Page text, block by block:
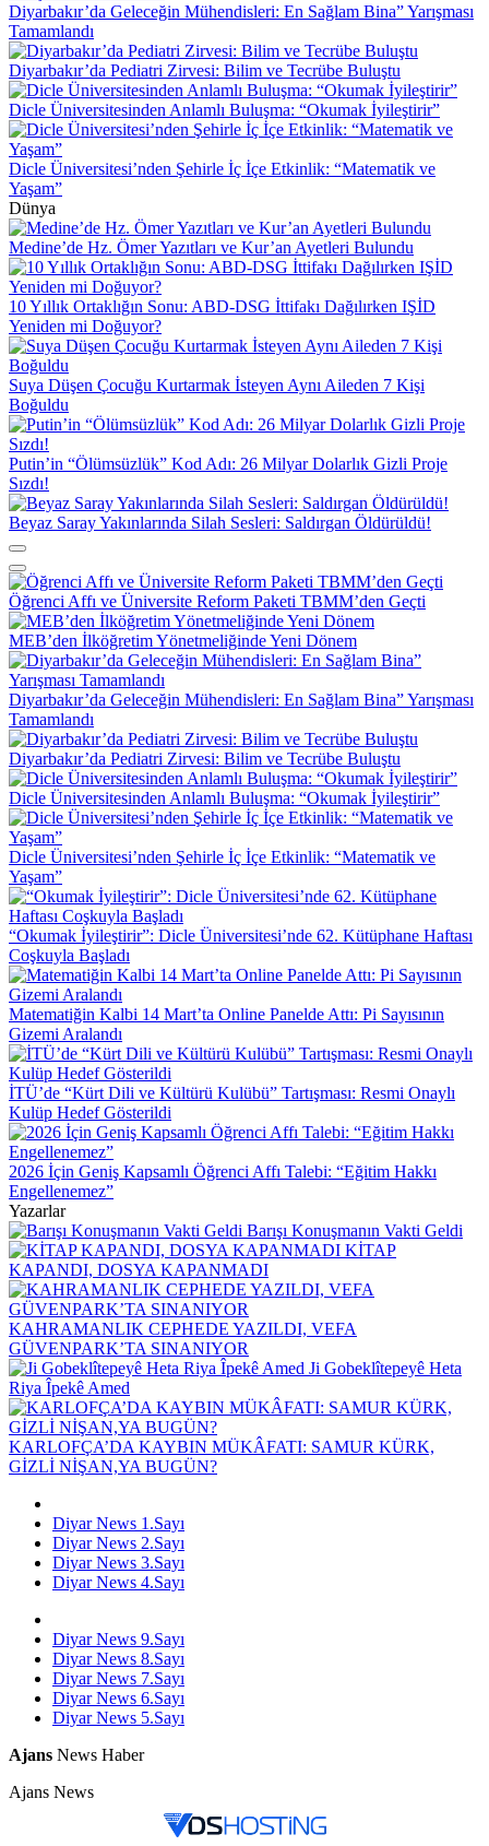
Diyarbakır’da Geleceğin Mühendisleri: En Sağlam Bina” Yarışması
Tamamlandı
Diyarbakır’da Pediatri Zirvesi: Bilim ve Tecrübe Buluştu
Dicle Üniversitesinden Anlamlı Buluşma: “Okumak İyileştirir”
Dicle Üniversitesi’nden Şehirle İç İçe Etkinlik: “Matematik ve
Yaşam”
Dünya
Medine’de Hz. Ömer Yazıtları ve Kur’an Ayetleri Bulundu
10 Yıllık Ortaklığın Sonu: ABD-DSG İttifakı Dağılırken IŞİD
Yeniden mi Doğuyor?
Suya Düşen Çocuğu Kurtarmak İsteyen Aynı Aileden 7 Kişi
Boğuldu
Putin’in “Ölümsüzlük” Kod Adı: 26 Milyar Dolarlık Gizli Proje
Sızdı!
Beyaz Saray Yakınlarında Silah Sesleri: Saldırgan Öldürüldü!
Öğrenci Affı ve Üniversite Reform Paketi TBMM’den Geçti
MEB’den İlköğretim Yönetmeliğinde Yeni Dönem
Diyarbakır’da Geleceğin Mühendisleri: En Sağlam Bina” Yarışması
Tamamlandı
Diyarbakır’da Pediatri Zirvesi: Bilim ve Tecrübe Buluştu
Dicle Üniversitesinden Anlamlı Buluşma: “Okumak İyileştirir”
Dicle Üniversitesi’nden Şehirle İç İçe Etkinlik: “Matematik ve
Yaşam”
“Okumak İyileştirir”: Dicle Üniversitesi’nde 62. Kütüphane Haftası
Coşkuyla Başladı
Matematiğin Kalbi 14 Mart’ta Online Panelde Attı: Pi Sayısının
Gizemi Aralandı
İTÜ’de “Kürt Dili ve Kültürü Kulübü” Tartışması: Resmi Onaylı
Kulüp Hedef Gösterildi
2026 İçin Geniş Kapsamlı Öğrenci Affı Talebi: “Eğitim Hakkı
Engellenemez”
Yazarlar
Barışı Konuşmanın Vakti Geldi
KİTAP
KAPANDI, DOSYA KAPANMADI
KAHRAMANLIK CEPHEDE YAZILDI, VEFA
GÜVENPARK’TA SINANIYOR
Ji Gobeklîtepeyê Heta
Riya Îpekê Amed
KARLOFÇA’DA KAYBIN MÜKÂFATI: SAMUR KÜRK,
GİZLİ NİŞAN,YA BUGÜN?
Diyar News 1.Sayı
Diyar News 2.Sayı
Diyar News 3.Sayı
Diyar News 4.Sayı
Diyar News 9.Sayı
Diyar News 8.Sayı
Diyar News 7.Sayı
Diyar News 6.Sayı
Diyar News 5.Sayı
Ajans News Haber
Ajans News